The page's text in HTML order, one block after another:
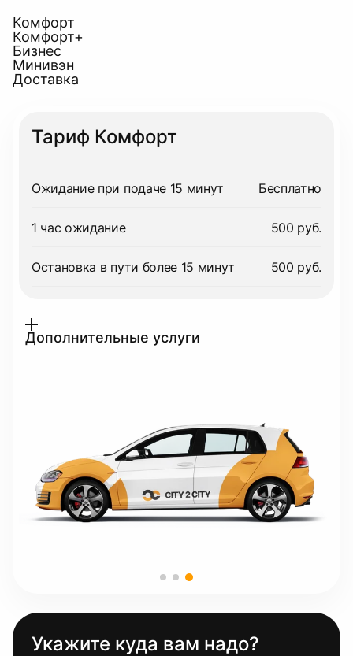
Комфорт
Комфорт+
Бизнес
Минивэн
Доставка
Тариф Комфорт
Ожидание при подаче 15 минут Бесплатно
1 час ожидание 500 руб.
Остановка в пути более 15 минут 500 руб.
Дополнительные услуги
Укажите куда вам надо?